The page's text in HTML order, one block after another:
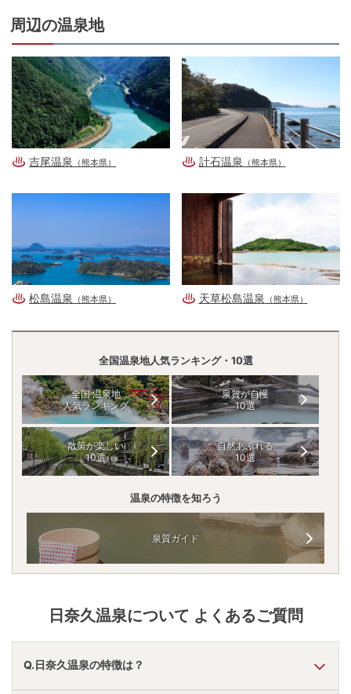
周辺の温泉地
吉尾温泉 （熊本県） 計石温泉 （熊本県）
松島温泉 （熊本県） 天草松島温泉 （熊本県）
全国温泉地人気ランキング・10選
全国 温泉地
人気ランキング
泉質が自慢
10選
散策が楽しい
10選
自然あふれる
10選
温泉の特徴を知ろう
泉質ガイド
日奈久温泉について よくあるご質問
Q.日奈久温泉の特徴は？